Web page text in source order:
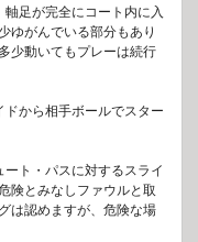
足が完全にコート内に入
ゆがんでいる部分もあり
少動いてもプレーは続行
から相手ボールでスター
ト・パスに対するスライ
険とみなしファウルと取
は認めますが、危険な場